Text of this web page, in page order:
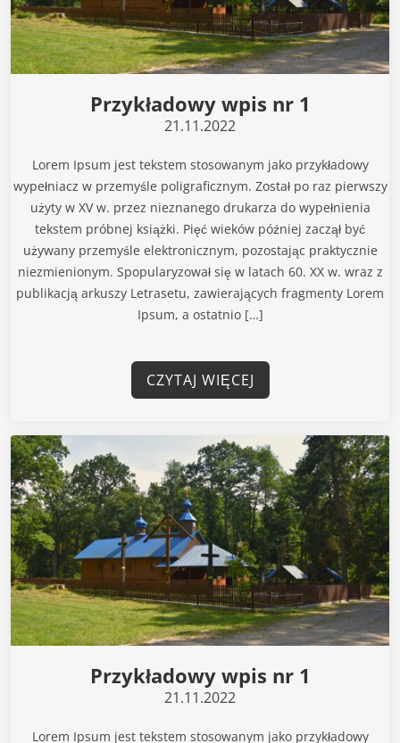
Przykładowy wpis nr 1
21.11.2022
Lorem Ipsum jest tekstem stosowanym jako przykładowy
wypełniacz w przemyśle poligraficznym. Został po raz pierwszy
użyty w XV w. przez nieznanego drukarza do wypełnienia
tekstem próbnej książki. Pięć wieków później zaczął być
używany przemyśle elektronicznym, pozostając praktycznie
niezmienionym. Spopularyzował się w latach 60. XX w. wraz z
publikacją arkuszy Letrasetu, zawierających fragmenty Lorem
Ipsum, a ostatnio […]
CZYTAJ WIĘCEJ
Przykładowy wpis nr 1
21.11.2022
Lorem Ipsum jest tekstem stosowanym jako przykładowy